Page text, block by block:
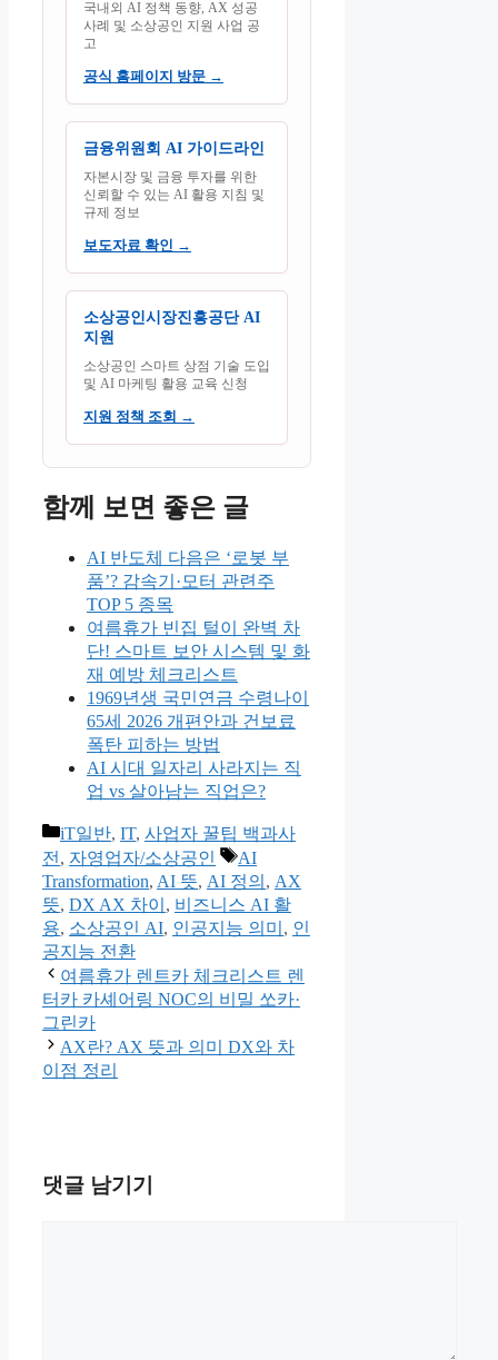
국내외 AI 정책 동향, AX 성공
사례 및 소상공인 지원 사업 공
고
공식 홈페이지 방문 →
금융위원회 AI 가이드라인
자본시장 및 금융 투자를 위한
신뢰할 수 있는 AI 활용 지침 및
규제 정보
보도자료 확인 →
소상공인시장진흥공단 AI
지원
소상공인 스마트 상점 기술 도입
및 AI 마케팅 활용 교육 신청
지원 정책 조회 →
함께 보면 좋은 글
AI 반도체 다음은 ‘로봇 부
품’? 감속기·모터 관련주
TOP 5 종목
여름휴가 빈집 털이 완벽 차
단! 스마트 보안 시스템 및 화
재 예방 체크리스트
1969년생 국민연금 수령나이
65세 2026 개편안과 건보료
폭탄 피하는 방법
AI 시대 일자리 사라지는 직
업 vs 살아남는 직업은?
카
테
고
리
iT일반, IT, 사업자 꿀팁 백과사
전 , 자영업자/소상공인
태
그
AI
Transformation, AI 뜻, AI 정의 , AX
뜻, DX AX 차이 , 비즈니스 AI 활
용, 소상공인 AI, 인공지능 의미 , 인
공지능 전환
여름휴가 렌트카 체크리스트 렌
터카 카셰어링 NOC의 비밀 쏘카·
그린카
AX란? AX 뜻과 의미 DX와 차
이점 정리
댓글 남기기